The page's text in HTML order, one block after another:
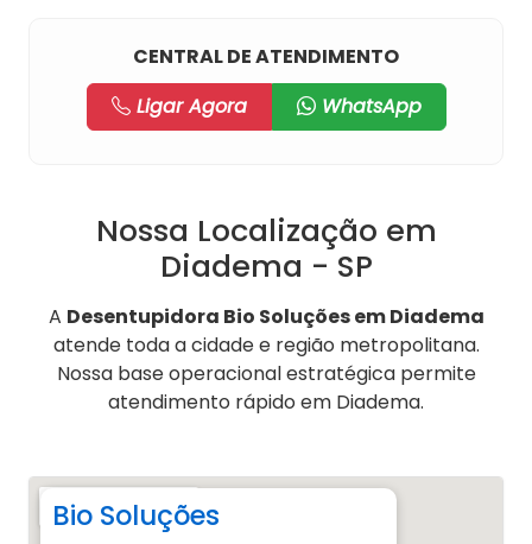
CENTRAL DE ATENDIMENTO
Ligar Agora
WhatsApp
Nossa Localização em
Diadema - SP
A Desentupidora Bio Soluções em Diadema
atende toda a cidade e região metropolitana.
Nossa base operacional estratégica permite
atendimento rápido em Diadema.
Bio Soluções